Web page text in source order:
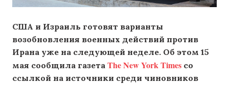
США и Израиль готовят варианты
возобновления военных действий против
Ирана уже на следующей неделе. Об этом 15
мая сообщила газета The New York Times со
ссылкой на источники среди чиновников